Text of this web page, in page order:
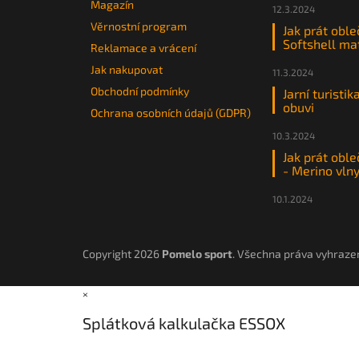
Magazín
Věrnostní program
Reklamace a vrácení
Jak nakupovat
Obchodní podmínky
Ochrana osobních údajů (GDPR)
12.3.2024
Jak prát
Softshell
11.3.2024
Jarní
obuvi
10.3.2024
Jak prát
- Merino vlny
10.1.2024
Copyright 2026 Pomelo sport. Všechna práva
×
Splátková kalkulačka ESSOX